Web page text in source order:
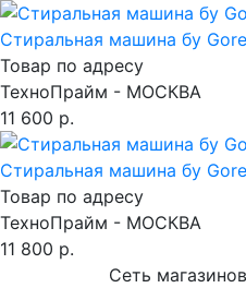
Стиральная машина бу
Товар по адресу
ТехноПрайм - МОСКВА
11 600 р.
Стиральная машина бу
Товар по адресу
ТехноПрайм - МОСКВА
11 800 р.
Сеть